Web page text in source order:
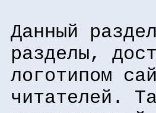
Данный
разделы,
логотипом
читателей.